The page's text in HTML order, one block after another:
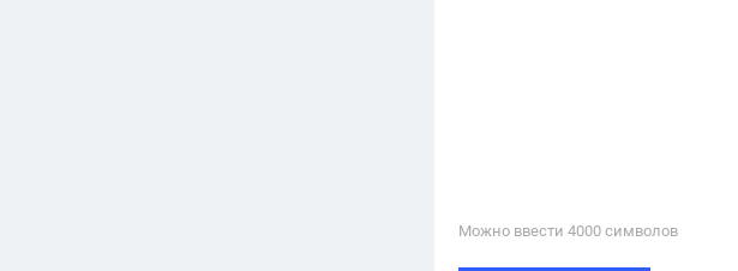
Можно ввести 4000 cимволов